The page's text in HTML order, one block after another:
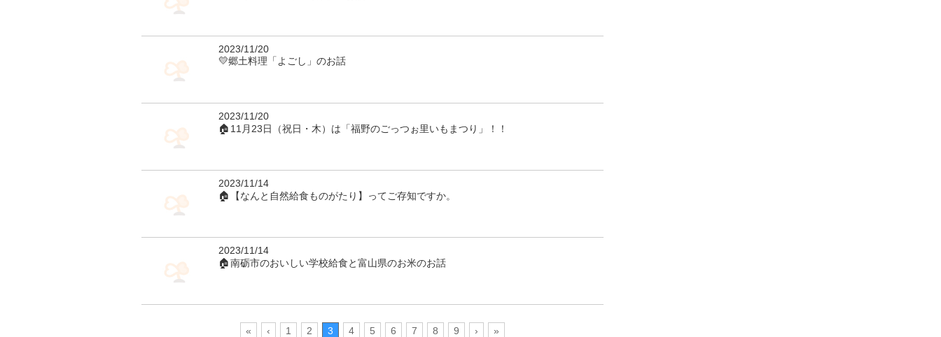
2023/11/20
💛郷土料理「よごし」のお話
2023/11/20
🏠11月23日（祝日・木）は「福野のごっつぉ里いもまつり」！！
2023/11/14
🏠【なんと自然給食ものがたり】ってご存知ですか。
2023/11/14
🏠南砺市のおいしい学校給食と富山県のお米のお話
« ‹ 1 2 3 4 5 6 7 8 9 › »